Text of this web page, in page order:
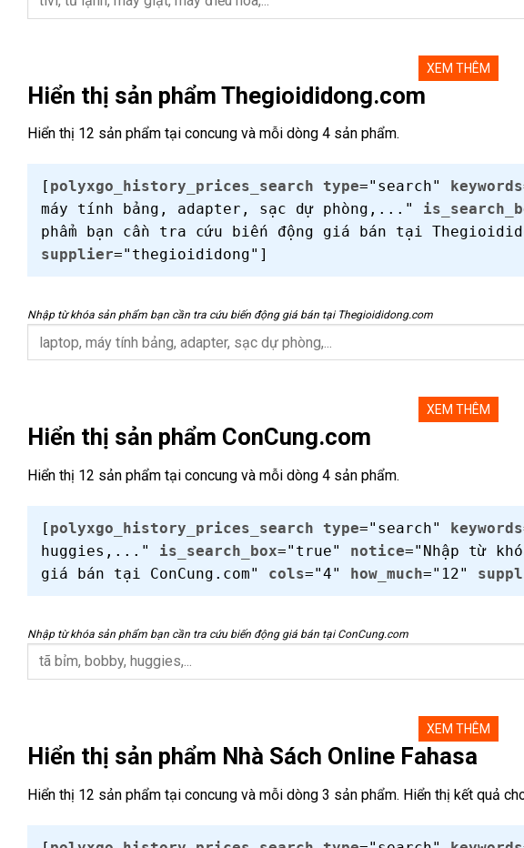
XEM THÊM
Hiển thị sản phẩm Thegioididong.com
Hiển thị 12 sản phẩm tại concung và mỗi dòng 4 sản phẩm.
[ polyxgo_history_prices_search type="search" keywords
máy tính bảng, adapter, sạc dự phòng,..."
phẩm bạn cần tra cứu biến động giá bán tại
supplier="thegioididong"]
Nhập từ khóa sản phẩm bạn cần tra cứu biến động giá bán tại Thegioididong.com
XEM THÊM
Hiển thị sản phẩm ConCung.com
Hiển thị 12 sản phẩm tại concung và mỗi dòng 4 sản phẩm.
[ polyxgo_history_prices_search type="search" keywords
huggies,..." is_search_box="true" notice="Nhập từ
giá bán tại ConCung.com" cols="4" how_much="12"
Nhập từ khóa sản phẩm bạn cần tra cứu biến động giá bán tại ConCung.com
XEM THÊM
Hiển thị sản phẩm Nhà Sách Online Fahasa
Hiển thị 12 sản phẩm tại concung và mỗi dòng 3 sản phẩm. Hiển thị kết quả